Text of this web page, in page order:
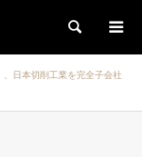
検索
日本切削工業を完全子会社